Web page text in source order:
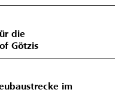
die
Götzis
im